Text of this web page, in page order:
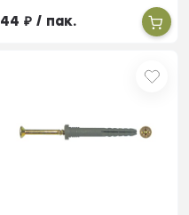
44₽ / пак.